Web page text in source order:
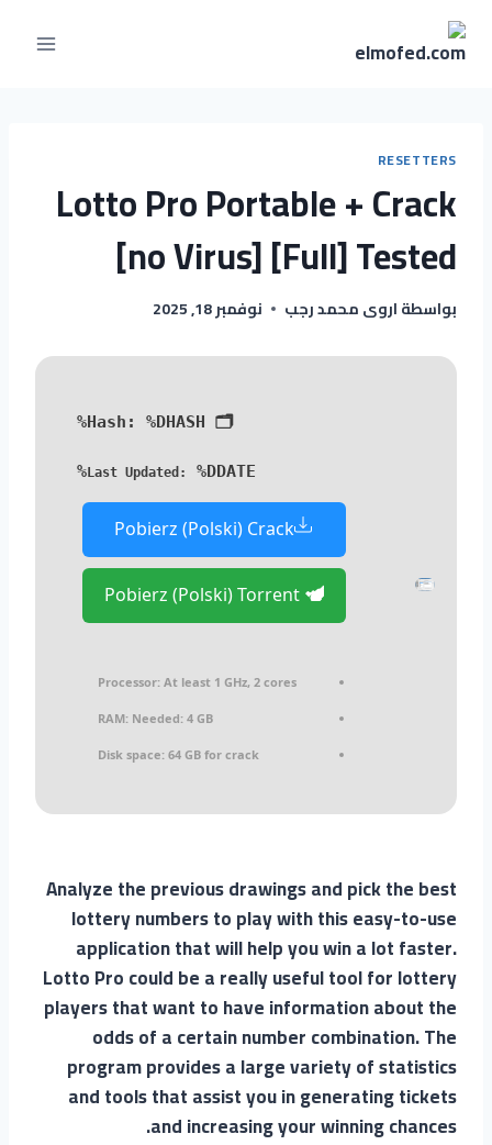
RESETTERS
Lotto Pro Portable + Crack
[no Virus] [Full] Tested
بواسطةاروى محمد رجب نوفمبر 18, 2025
🗂 Hash:
%DHASH%
Last Updated: %DDATE%
Pobierz (Polski) Crack
Processor: At least 1 GHz, 2 cores
RAM: Needed: 4 GB
Disk space: 64 GB for crack
Analyze the previous drawings and pick the best
lottery numbers to play with this easy-to-use
application that will help you win a lot faster.
Lotto Pro could be a really useful tool for lottery
players that want to have information about the
odds of a certain number combination. The
program provides a large variety of statistics
and tools that assist you in generating tickets
and increasing your winning chances.